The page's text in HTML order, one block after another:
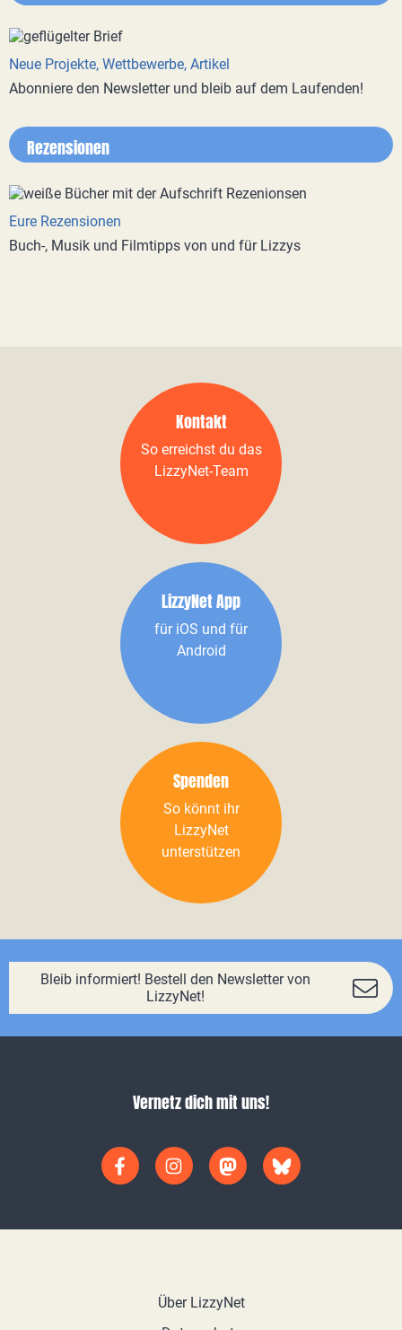
Neue Projekte, Wettbewerbe, Artikel
Abonniere den Newsletter und bleib auf dem Laufenden!
Rezensionen
Eure Rezensionen
Buch-, Musik und Filmtipps von und für Lizzys
Kontakt
So erreichst du das
LizzyNet-Team
LizzyNet App
für iOS und für
Android
Spenden
So könnt ihr
LizzyNet
unterstützen
Bleib informiert! Bestell den Newsletter von
LizzyNet!
Vernetz dich mit uns!
Über LizzyNet